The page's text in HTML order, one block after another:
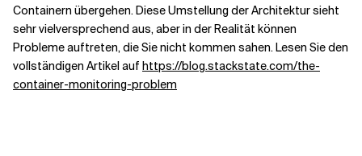
Verwandte Themen
Containern übergehen. Diese Umstellung der Architektur sieht
sehr vielversprechend aus, aber in der Realität können
Probleme auftreten, die Sie nicht kommen sahen. Lesen Sie den
vollständigen Artikel auf https://blog.stackstate.com/the-
container-monitoring-problem